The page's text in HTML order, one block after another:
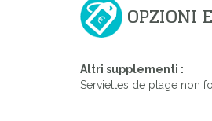
OPZIONI
Altri supplementi :
Serviettes de plage non